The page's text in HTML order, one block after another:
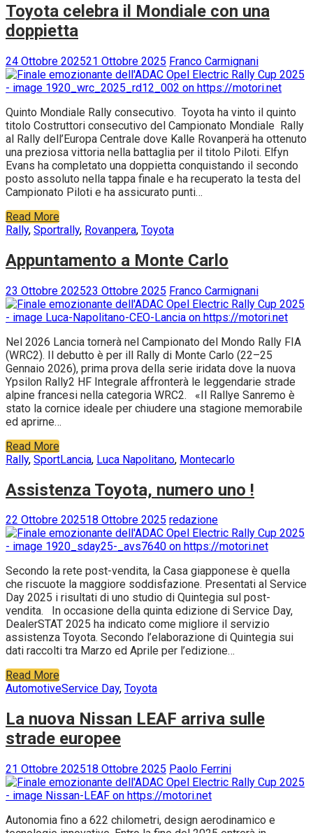
Toyota celebra il Mondiale con una
doppietta
24 Ottobre 202521 Ottobre 2025 Franco Carmignani
Quinto Mondiale Rally consecutivo. Toyota ha vinto il quinto
titolo Costruttori consecutivo del Campionato Mondiale Rally
al Rally dell’Europa Centrale dove Kalle Rovanperä ha ottenuto
una preziosa vittoria nella battaglia per il titolo Piloti. Elfyn
Evans ha completato una doppietta conquistando il secondo
posto assoluto nella tappa finale e ha recuperato la testa del
Campionato Piloti e ha assicurato punti…
Read More
Rally, Sportrally, Rovanpera, Toyota
Appuntamento a Monte Carlo
23 Ottobre 202523 Ottobre 2025 Franco Carmignani
Nel 2026 Lancia tornerà nel Campionato del Mondo Rally FIA
(WRC2). Il debutto è per ill Rally di Monte Carlo (22–25
Gennaio 2026), prima prova della serie iridata dove la nuova
Ypsilon Rally2 HF Integrale affronterà le leggendarie strade
alpine francesi nella categoria WRC2. «Il Rallye Sanremo è
stato la cornice ideale per chiudere una stagione memorabile
ed aprirne…
Read More
Rally, SportLancia, Luca Napolitano, Montecarlo
Assistenza Toyota, numero uno !
22 Ottobre 202518 Ottobre 2025 redazione
Secondo la rete post-vendita, la Casa giapponese è quella
che riscuote la maggiore soddisfazione. Presentati al Service
Day 2025 i risultati di uno studio di Quintegia sul post-
vendita. In occasione della quinta edizione di Service Day,
DealerSTAT 2025 ha indicato come migliore il servizio
assistenza Toyota. Secondo l’elaborazione di Quintegia sui
dati raccolti tra Marzo ed Aprile per l’edizione…
Read More
AutomotiveService Day, Toyota
La nuova Nissan LEAF arriva sulle
strade europee
21 Ottobre 202518 Ottobre 2025 Paolo Ferrini
Autonomia fino a 622 chilometri, design aerodinamico e